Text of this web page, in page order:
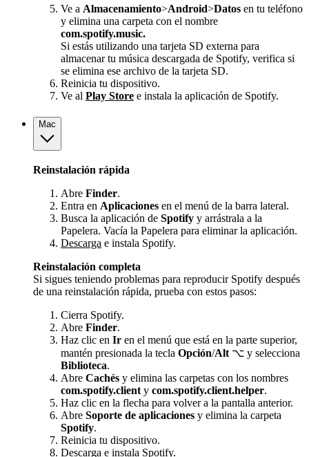
Ve a Almacenamiento>Android>Datos en tu teléfono
y elimina una carpeta con el nombre
com.spotify.music.
Si estás utilizando una tarjeta SD externa para
almacenar tu música descargada de Spotify, verifica si
se elimina ese archivo de la tarjeta SD.
Reinicia tu dispositivo.
Ve al Play Store e instala la aplicación de Spotify.
Mac
Reinstalación rápida
Abre Finder.
Entra en Aplicaciones en el menú de la barra lateral.
Busca la aplicación de Spotify y arrástrala a la
Papelera. Vacía la Papelera para eliminar la aplicación.
Descarga e instala Spotify.
Reinstalación completa
Si sigues teniendo problemas para reproducir Spotify después
de una reinstalación rápida, prueba con estos pasos:
Cierra Spotify.
Abre Finder.
Haz clic en Ir en el menú que está en la parte superior,
mantén presionada la tecla Opción/Alt ⌥ y selecciona
Biblioteca.
Abre Cachés y elimina las carpetas con los nombres
com.spotify.client y com.spotify.client.helper.
Haz clic en la flecha para volver a la pantalla anterior.
Abre Soporte de aplicaciones y elimina la carpeta
Spotify.
Reinicia tu dispositivo.
Descarga e instala Spotify.